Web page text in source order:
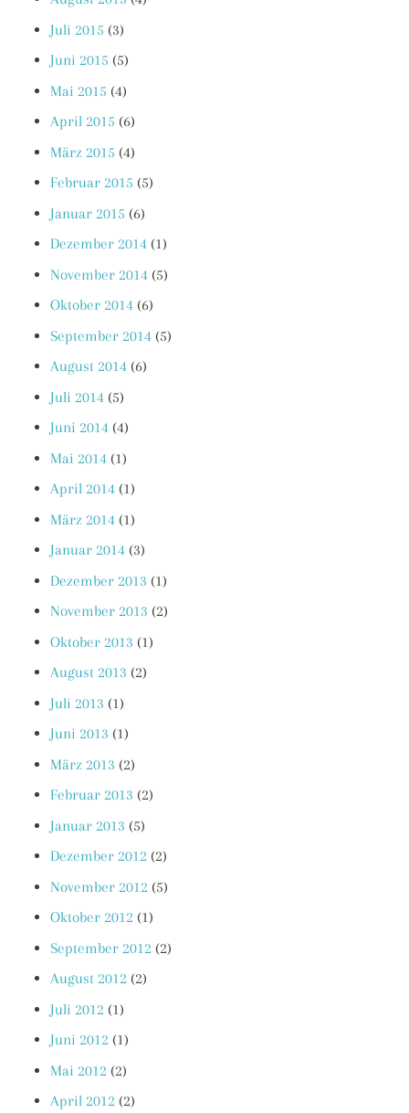
Juli 2015 (3)
Juni 2015 (5)
Mai 2015 (4)
April 2015 (6)
März 2015 (4)
Februar 2015 (5)
Januar 2015 (6)
Dezember 2014 (1)
November 2014 (5)
Oktober 2014 (6)
September 2014 (5)
August 2014 (6)
Juli 2014 (5)
Juni 2014 (4)
Mai 2014 (1)
April 2014 (1)
März 2014 (1)
Januar 2014 (3)
Dezember 2013 (1)
November 2013 (2)
Oktober 2013 (1)
August 2013 (2)
Juli 2013 (1)
Juni 2013 (1)
März 2013 (2)
Februar 2013 (2)
Januar 2013 (5)
Dezember 2012 (2)
November 2012 (5)
Oktober 2012 (1)
September 2012 (2)
August 2012 (2)
Juli 2012 (1)
Juni 2012 (1)
Mai 2012 (2)
April 2012 (2)